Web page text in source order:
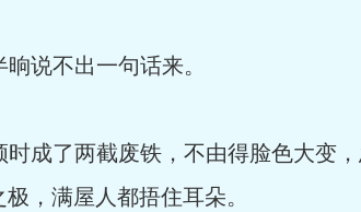
说不出一句话来。
了两截废铁，不由得脸色大变，
，满屋人都捂住耳朵。